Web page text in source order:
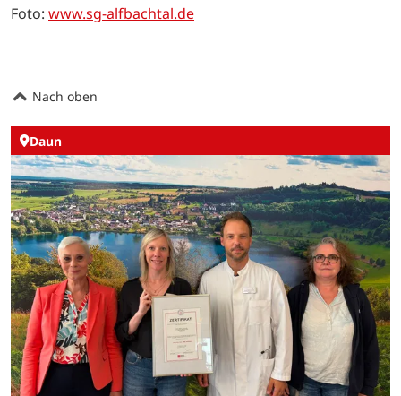
Foto: www.sg-alfbachtal.de
Nach oben
Daun